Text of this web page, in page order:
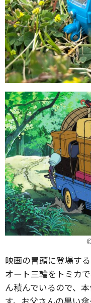
映画の冒頭に登場す
オート三輪をトミカ
ん積んでいるので、